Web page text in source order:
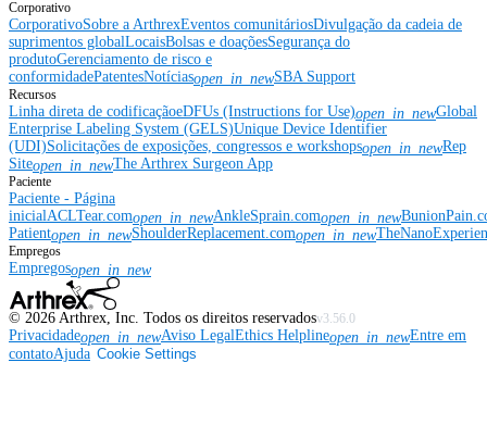
Corporativo
CorporativoSobre a ArthrexEventos comunitáriosDivulgação da cadeia de
suprimentos globalLocaisBolsas e doaçõesSegurança do
produtoGerenciamento de risco e
conformidadePatentesNotíciasopen_in_newSBA Support
Recursos
Linha direta de codificaçãoeDFUs (Instructions for Use)open_in_newGlobal
Enterprise Labeling System (GELS)Unique Device Identifier
(UDI)Solicitações de exposições, congressos e workshopsopen_in_newRep
Siteopen_in_newThe Arthrex Surgeon App
Paciente
Paciente - Página
inicialACLTear.comopen_in_newAnkleSprain.comopen_in_new
Patientopen_in_newShoulderReplacement.comopen_in_new
Empregos
Empregosopen_in_new
© 2026 Arthrex, Inc. Todos os direitos reservadosv3.56.0
Privacidadeopen_in_newAviso LegalEthics Helplineopen_in_newEntre em
contatoAjuda Cookie Settings